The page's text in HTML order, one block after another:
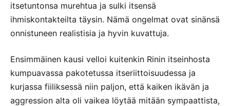
itsetuntonsa murehtua ja sulki itsensä
ihmiskontakteilta täysin. Nämä ongelmat ovat sinänsä
onnistuneen realistisia ja hyvin kuvattuja.
Ensimmäinen kausi velloi kuitenkin Rinin itseinhosta
kumpuavassa pakotetussa itseriittoisuudessa ja
kurjassa fiiliksessä niin paljon, että kaiken ikävän ja
aggression alta oli vaikea löytää mitään sympaattista,